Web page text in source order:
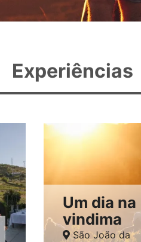
Experiências
Um dia na
vindima
São João da